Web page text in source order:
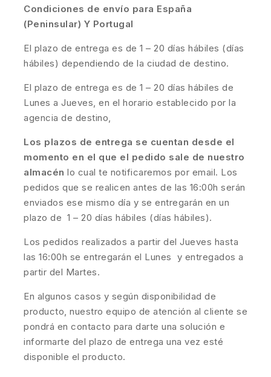
Condiciones de envío para España
(Peninsular) Y Portugal
El plazo de entrega es de 1 – 20 días hábiles (días
hábiles) dependiendo de la ciudad de destino.
El plazo de entrega es de 1 – 20 días hábiles de
Lunes a Jueves, en el horario establecido por la
agencia de destino,
Los plazos de entrega se cuentan desde el
momento en el que el pedido sale de nuestro
almacén lo cual te notificaremos por email. Los
pedidos que se realicen antes de las 16:00h serán
enviados ese mismo día y se entregarán en un
plazo de 1 – 20 días hábiles (días hábiles).
Los pedidos realizados a partir del Jueves hasta
las 16:00h se entregarán el Lunes y entregados a
partir del Martes.
En algunos casos y según disponibilidad de
producto, nuestro equipo de atención al cliente se
pondrá en contacto para darte una solución e
informarte del plazo de entrega una vez esté
disponible el producto.